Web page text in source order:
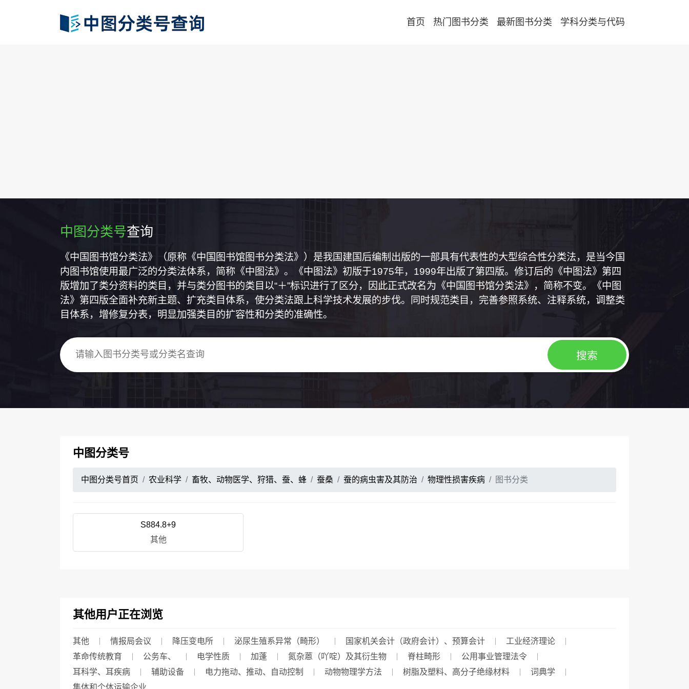
首页 热门图书分类 最新图书分类 学科分类与代码
中图分类号查询
《中国图书馆分类法》（原称《中国图书馆图书分类法》）是我国建国后编制出版的一部具有代表性的大型综合性分类法，是当今国
内图书馆使用最广泛的分类法体系，简称《中图法》。《中图法》初版于1975年，1999年出版了第四版。修订后的《中图法》第四
版增加了类分资料的类目，并与类分图书的类目以“＋”标识进行了区分，因此正式改名为《中国图书馆分类法》，简称不变。《中图
法》第四版全面补充新主题、扩充类目体系，使分类法跟上科学技术发展的步伐。同时规范类目，完善参照系统、注释系统，调整类
目体系，增修复分表，明显加强类目的扩容性和分类的准确性。
中图分类号
中图分类号首页 农业科学 畜牧、动物医学、狩猎、蚕、蜂 蚕桑 蚕的病虫害及其防治 物理性损害疾病 图书分类
S884.8+9
其他
其他用户正在浏览
其他 情报局会议 降压变电所 泌尿生殖系异常（畸形） 国家机关会计（政府会计）、预算会计
工业经济理论
革命传统教育
公务车、 电学性质 加蓬 氮杂蒽（吖啶）及其衍生物 脊柱畸形
公用事业管理法令
耳科学、耳疾病
辅助设备 电力拖动、推动、自动控制 动物物理学方法 树脂及塑料、高分子绝缘材料
词典学
集体和个体运输企业